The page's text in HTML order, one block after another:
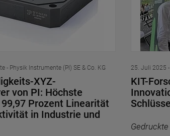
- Physik Instrumente (PI) SE & Co. KG
XYZ-
von PI: Höchste
Prozent Linearität
in Industrie und
25. Juli 2025
KIT-